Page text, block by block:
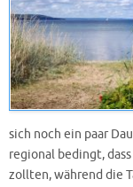
sich noch ein paar
regional bedingt,
zollten, während die